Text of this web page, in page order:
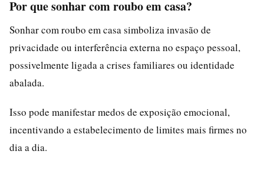
Por que sonhar com roubo em casa?
Sonhar com roubo em casa simboliza invasão de
privacidade ou interferência externa no espaço pessoal,
possivelmente ligada a crises familiares ou identidade
abalada.
Isso pode manifestar medos de exposição emocional,
incentivando a estabelecimento de limites mais firmes no
dia a dia.